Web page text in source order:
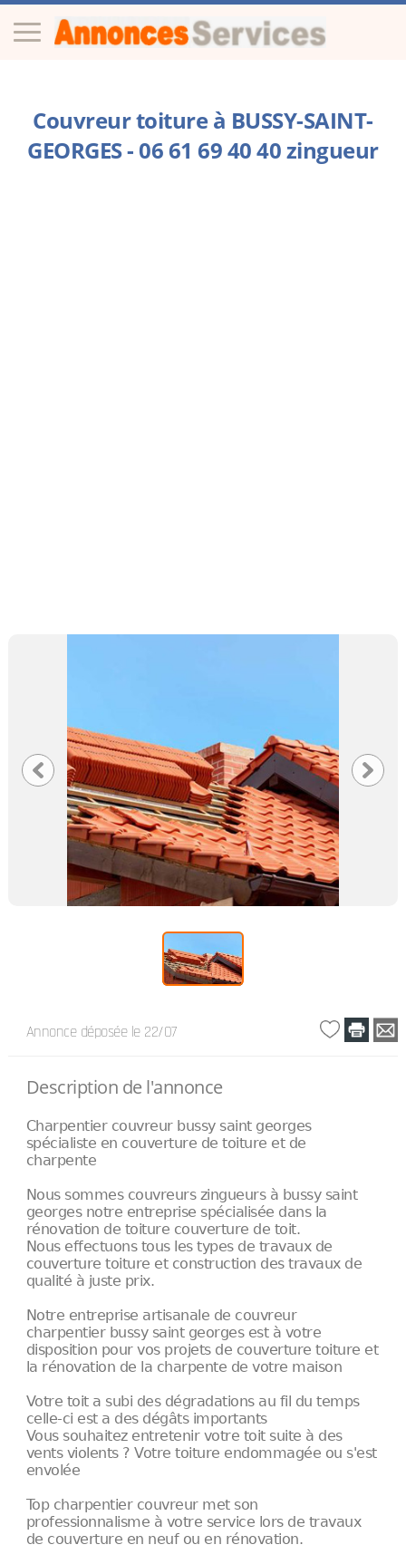
Couvreur toiture à BUSSY-SAINT-
GEORGES - 06 61 69 40 40 zingueur
Annonce déposée le 22/07
Description de l'annonce
Charpentier couvreur bussy saint georges
spécialiste en couverture de toiture et de
charpente
Nous sommes couvreurs zingueurs à bussy saint
georges notre entreprise spécialisée dans la
rénovation de toiture couverture de toit.
Nous effectuons tous les types de travaux de
couverture toiture et construction des travaux de
qualité à juste prix.
Notre entreprise artisanale de couvreur
charpentier bussy saint georges est à votre
disposition pour vos projets de couverture toiture et
la rénovation de la charpente de votre maison
Votre toit a subi des dégradations au fil du temps
celle-ci est a des dégâts importants
Vous souhaitez entretenir votre toit suite à des
vents violents ? Votre toiture endommagée ou s'est
envolée
Top charpentier couvreur met son
professionnalisme à votre service lors de travaux
de couverture en neuf ou en rénovation.